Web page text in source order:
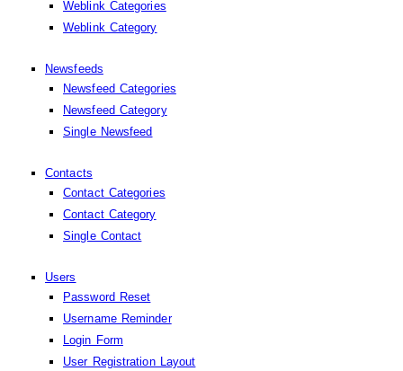
Weblink Categories
Weblink Category
Newsfeeds
Newsfeed Categories
Newsfeed Category
Single Newsfeed
Contacts
Contact Categories
Contact Category
Single Contact
Users
Password Reset
Username Reminder
Login Form
User Registration Layout